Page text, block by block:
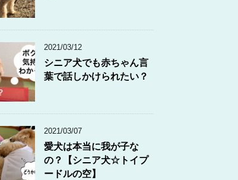
2021/03/12
シニア犬でも赤ちゃん言
葉で話しかけられたい？
2021/03/07
愛犬は本当に我が子な
の？【シニア犬☆トイプ
ードルの空】